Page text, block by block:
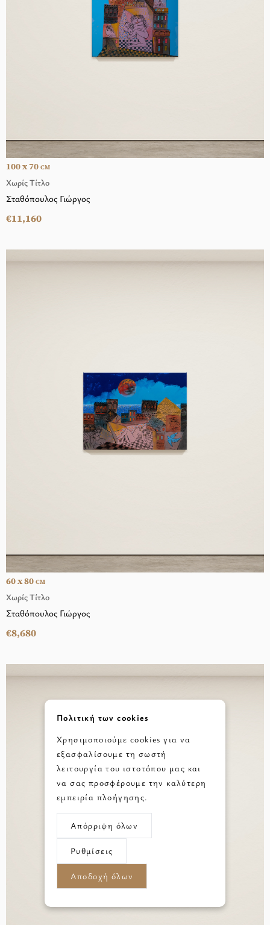
Χωρίς Τίτλο
100 x 70 CM
Σταθόπουλος Γιώργος
€11,160
Χωρίς Τίτλο
60 x 80 CM
Σταθόπουλος Γιώργος
€8,680
Πολιτική των cookies
Χρησιμοποιούμε cookies για να
εξασφαλίσουμε τη σωστή
λειτουργία του ιστοτόπου μας και
να σας προσφέρουμε την καλύτερη
εμπειρία πλοήγησης.
Απόρριψη όλων
Ρυθμίσεις
Αποδοχή όλων